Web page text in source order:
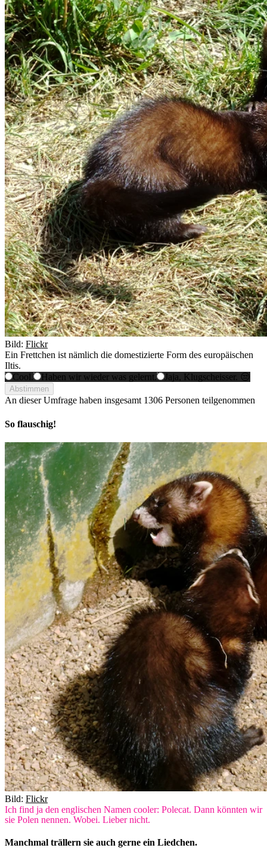
Bild: Flickr
Ein Frettchen ist nämlich die domestizierte Form des europäischen
Iltis.
Cool.
Haben wir wieder was gelernt. Jaja, Klugscheisser. 😒
Abstimmen
An dieser Umfrage haben insgesamt 1306 Personen teilgenommen
So flauschig!
Bild: Flickr
Ich find ja den englischen Namen cooler: Polecat. Dann könnten wir
sie Polen nennen. Wobei. Lieber nicht.
Manchmal trällern sie auch gerne ein Liedchen.